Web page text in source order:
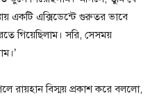
একটি এক্সিডেন্টে গুরুতর ভাবে
গিয়েছিলাম। সরি, সেসময়
রায়হান বিস্ময় প্রকাশ করে বললো,